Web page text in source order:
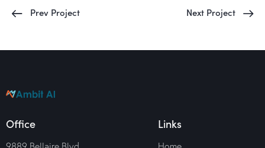
Prev Project Next Project
Office Links